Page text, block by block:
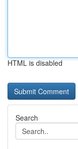
HTML is disabled
Search